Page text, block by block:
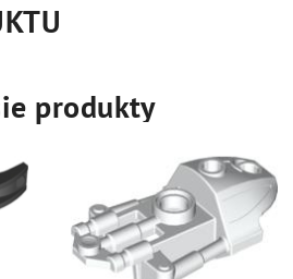
produkty